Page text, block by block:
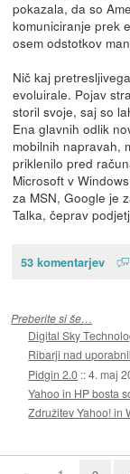
pokazala, da so
komuniciranje prek
osem odstotkov
Nič kaj
evoluirale. Pojav
storil svoje, saj so
Ena glavnih odlik
mobilnih napravah,
priklenilo pred
Microsoft v
za MSN, Google je
Talka, čeprav
53 komentarjev
Preberite si še…
Digital Sky
Ribarji nad
Pidgin 2.0 ::4. maj
Yahoo in HP bosta
Združitev Yahoo! in